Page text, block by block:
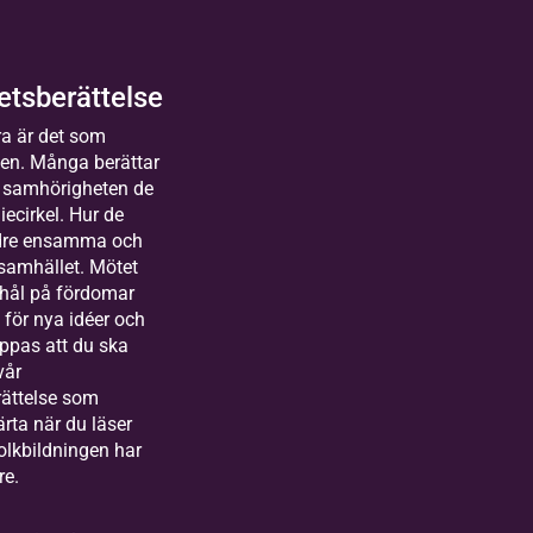
samlas på en plats och delta
2027-01-16 Kommande
1 tillfällen
för
till Bilda
långt
heart
är det som
Många berättar
de
Hur de
ensamma och
Mötet
på fördomar
nya idéer och
att du ska
som
när du läser
har